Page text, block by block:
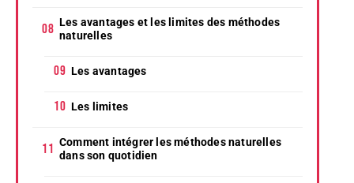
Les avantages et les limites des méthodes
naturelles
Les avantages
Les limites
Comment intégrer les méthodes naturelles
dans son quotidien